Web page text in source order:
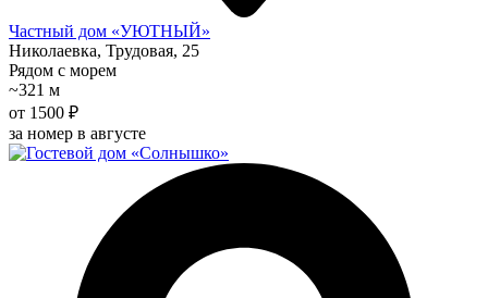
Частный дом «УЮТНЫЙ»
Николаевка, Трудовая, 25
Рядом с морем
~321 м
от 1500 ₽
за номер в августе